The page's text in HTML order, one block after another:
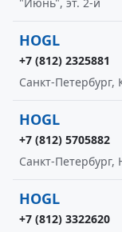
HOGL
+7 (812) 2325881
Санкт-
HOGL
+7 (812) 5705882
Санкт-
HOGL
+7 (812) 3322620